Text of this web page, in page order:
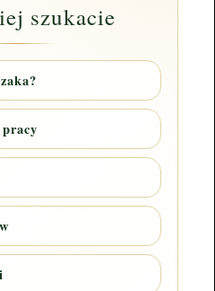
szukacie